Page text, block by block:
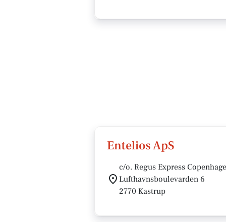
Entelios ApS
c/o. Regus Express
Lufthavnsboulevarden 6
2770 Kastrup